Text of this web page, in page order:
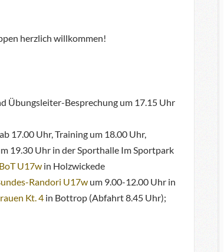
herzlich willkommen!
Übungsleiter-Besprechung um 17.15 Uhr
17.00 Uhr, Training um 18.00 Uhr,
19.30 Uhr in der Sporthalle Im Sportpark
BoT U17win Holzwickede
Randori U17wum 9.00-12.00 Uhr in
Kt. 4in Bottrop (Abfahrt 8.45 Uhr);